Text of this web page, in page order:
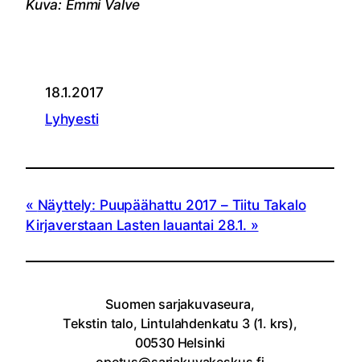
Kuva: Emmi Valve
18.1.2017
Lyhyesti
Näyttely: Puupäähattu 2017 – Tiitu Takalo
Kirjaverstaan Lasten lauantai 28.1.
Suomen sarjakuvaseura,
Tekstin talo, Lintulahdenkatu 3 (1. krs),
00530 Helsinki